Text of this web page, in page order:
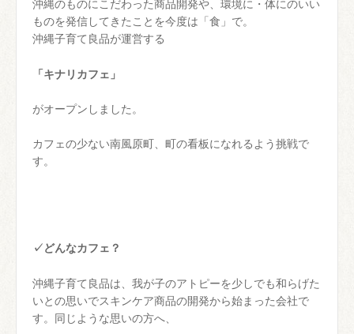
沖縄のものにこだわった商品開発や、環境に・体にのいい
ものを発信してきたことを今度は「食」で。
沖縄子育て良品が運営する
「キナリカフェ」
がオープンしました。
カフェの少ない南風原町、町の看板になれるよう挑戦で
す。
✓どんなカフェ？
沖縄子育て良品は、我が子のアトピーを少しでも和らげた
いとの思いでスキンケア商品の開発から始まった会社で
す。同じような思いの方へ、